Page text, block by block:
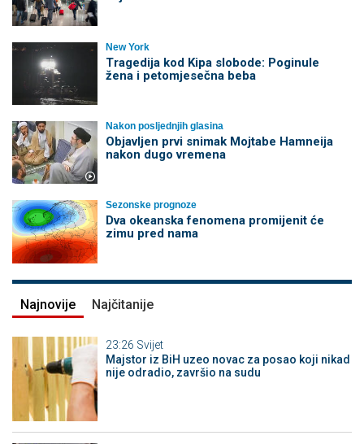
New York
Tragedija kod Kipa slobode: Poginule
žena i petomjesečna beba
Nakon posljednjih glasina
Objavljen prvi snimak Mojtabe Hamneija
nakon dugo vremena
Sezonske prognoze
Dva okeanska fenomena promijenit će
zimu pred nama
Najnovije Najčitanije
23:26 Svijet
Majstor iz BiH uzeo novac za posao koji nikad
nije odradio, završio na sudu